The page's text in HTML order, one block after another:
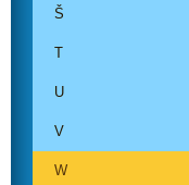
Š
T
U
V
W